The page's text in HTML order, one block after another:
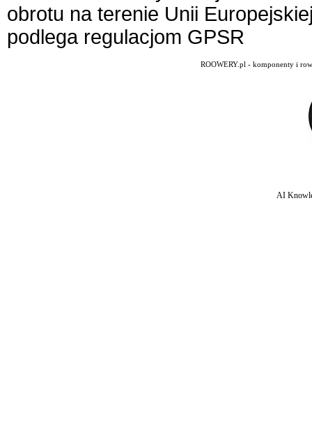
obrotu na terenie Unii
podlega regulacjom GPSR
ROOWERY.pl - komponenty i
AI